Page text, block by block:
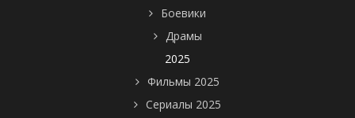
Боевики
Драмы
2025
Фильмы 2025
Сериалы 2025